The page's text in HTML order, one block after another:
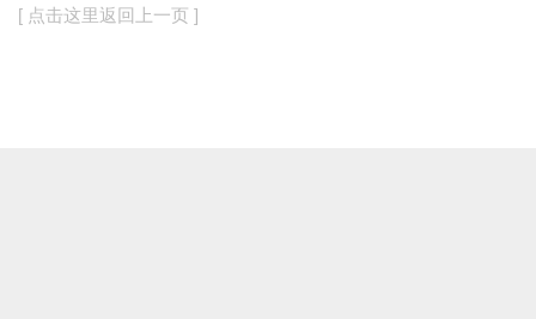
[ 点击这里返回上一页 ]